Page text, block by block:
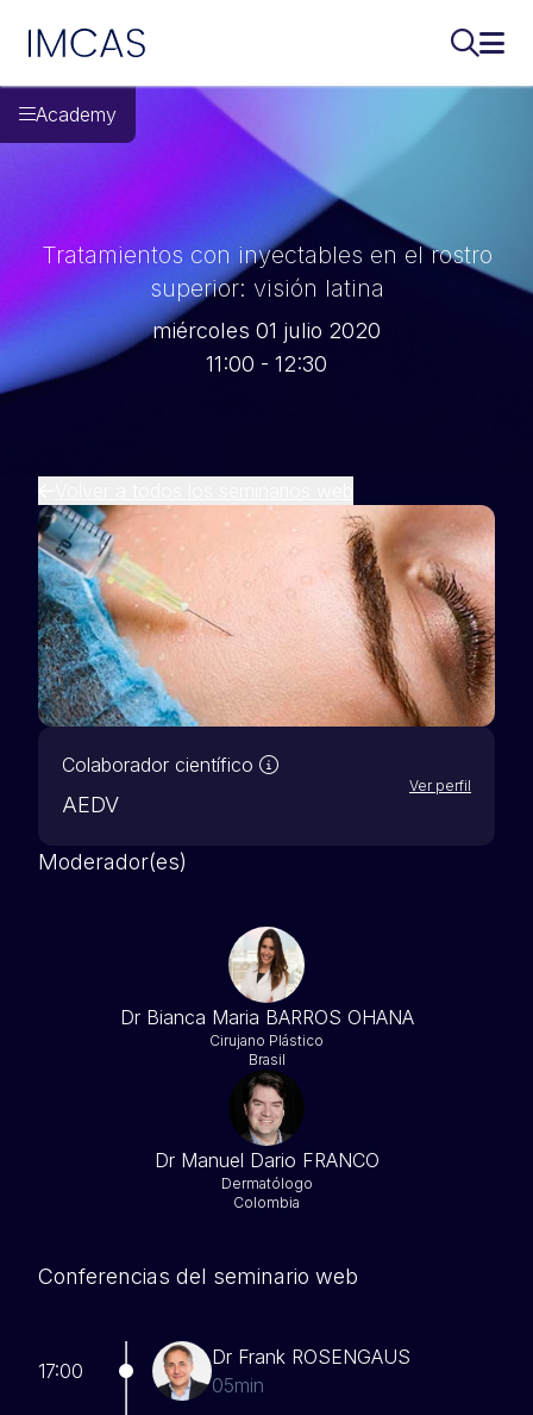
Ir al contenido principal
IMCAS
Academy
Tratamientos con inyectables en el rostro
superior: visión latina
miércoles 01 julio 2020
11:00 - 12:30
Colaborador científico Nuestros socios científicos
AEDV
Ver perfil
Moderador(es)
Dr Bianca Maria BARROS OHANA
Cirujano Plástico
Brasil
Dr Manuel Dario FRANCO
Dermatólogo
Colombia
Conferencias del seminario web
17:00
Dr Frank ROSENGAUS
05min